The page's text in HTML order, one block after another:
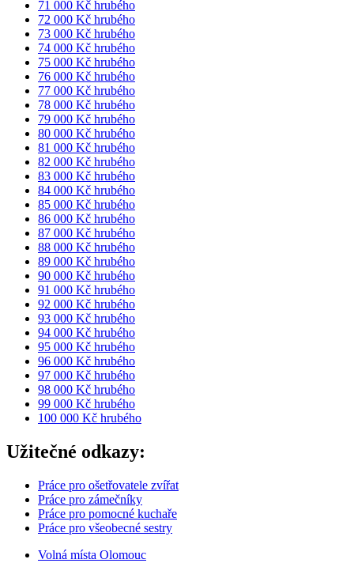
71 000 Kč hrubého
72 000 Kč hrubého
73 000 Kč hrubého
74 000 Kč hrubého
75 000 Kč hrubého
76 000 Kč hrubého
77 000 Kč hrubého
78 000 Kč hrubého
79 000 Kč hrubého
80 000 Kč hrubého
81 000 Kč hrubého
82 000 Kč hrubého
83 000 Kč hrubého
84 000 Kč hrubého
85 000 Kč hrubého
86 000 Kč hrubého
87 000 Kč hrubého
88 000 Kč hrubého
89 000 Kč hrubého
90 000 Kč hrubého
91 000 Kč hrubého
92 000 Kč hrubého
93 000 Kč hrubého
94 000 Kč hrubého
95 000 Kč hrubého
96 000 Kč hrubého
97 000 Kč hrubého
98 000 Kč hrubého
99 000 Kč hrubého
100 000 Kč hrubého
Užitečné odkazy:
Práce pro ošetřovatele zvířat
Práce pro zámečníky
Práce pro pomocné kuchaře
Práce pro všeobecné sestry
Volná místa Olomouc